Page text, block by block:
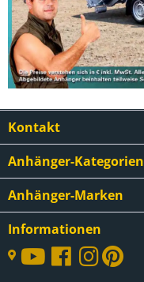
Kontakt
Anhänger-Kategorien
Anhänger-Marken
Informationen